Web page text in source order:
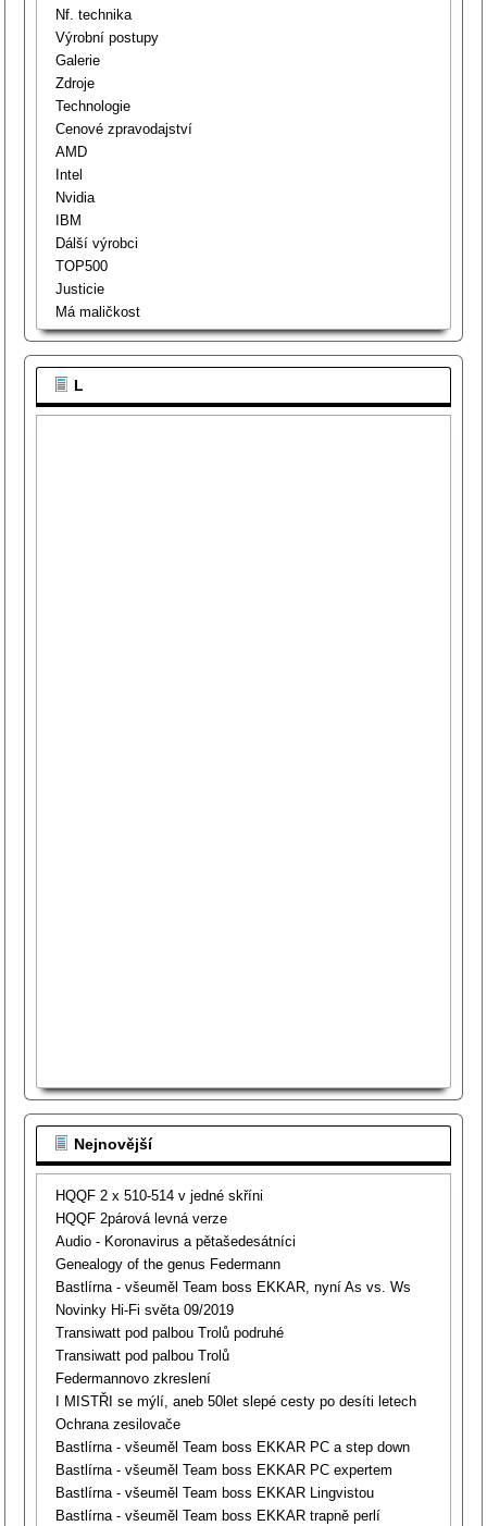
Nf. technika
Výrobní postupy
Galerie
Zdroje
Technologie
Cenové zpravodajství
AMD
Intel
Nvidia
IBM
Dálší výrobci
TOP500
Justicie
Má maličkost
L
Nejnovější
HQQF 2 x 510-514 v jedné skříni
HQQF 2párová levná verze
Audio - Koronavirus a pětašedesátníci
Genealogy of the genus Federmann
Bastlírna - všeuměl Team boss EKKAR, nyní As vs. Ws
Novinky Hi-Fi světa 09/2019
Transiwatt pod palbou Trolů podruhé
Transiwatt pod palbou Trolů
Federmannovo zkreslení
I MISTŘI se mýlí, aneb 50let slepé cesty po desíti letech
Ochrana zesilovače
Bastlírna - všeuměl Team boss EKKAR PC a step down
Bastlírna - všeuměl Team boss EKKAR PC expertem
Bastlírna - všeuměl Team boss EKKAR Lingvistou
Bastlírna - všeuměl Team boss EKKAR trapně perlí